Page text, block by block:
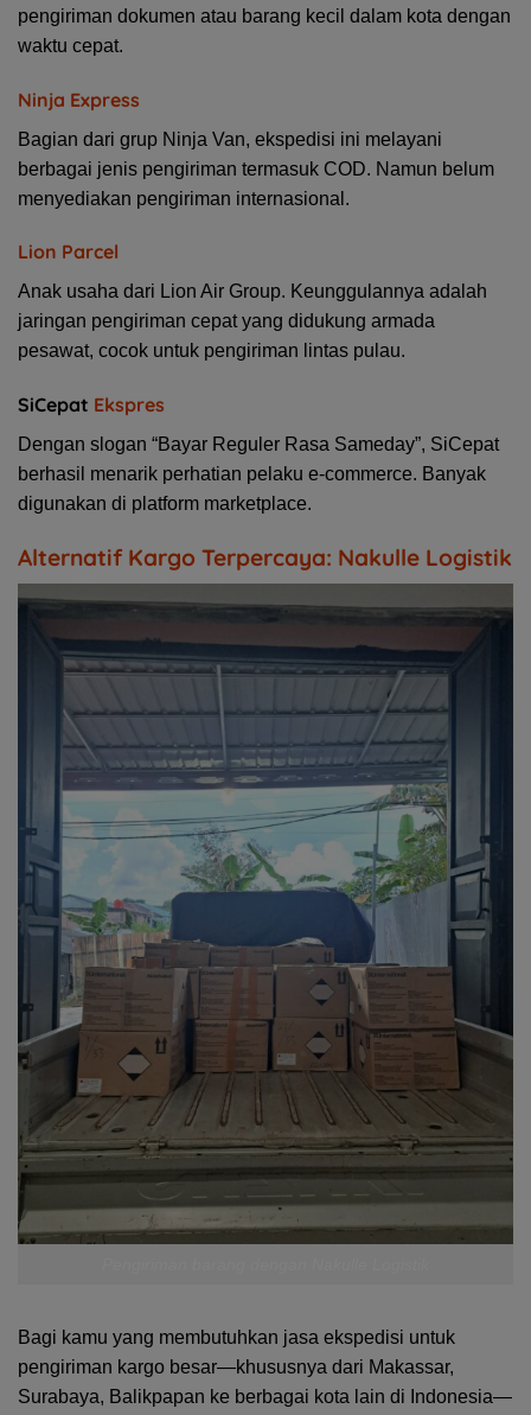
pengiriman dokumen atau barang kecil dalam kota dengan
waktu cepat.
Ninja Express
Bagian dari grup Ninja Van, ekspedisi ini melayani
berbagai jenis pengiriman termasuk COD. Namun belum
menyediakan pengiriman internasional.
Lion Parcel
Anak usaha dari Lion Air Group. Keunggulannya adalah
jaringan pengiriman cepat yang didukung armada
pesawat, cocok untuk pengiriman lintas pulau.
SiCepat Ekspres
Dengan slogan “Bayar Reguler Rasa Sameday”, SiCepat
berhasil menarik perhatian pelaku e-commerce. Banyak
digunakan di platform marketplace.
Alternatif Kargo Terpercaya: Nakulle Logistik
Bagi kamu yang membutuhkan jasa ekspedisi untuk
pengiriman kargo besar—khususnya dari Makassar,
Surabaya, Balikpapan ke berbagai kota lain di Indonesia—